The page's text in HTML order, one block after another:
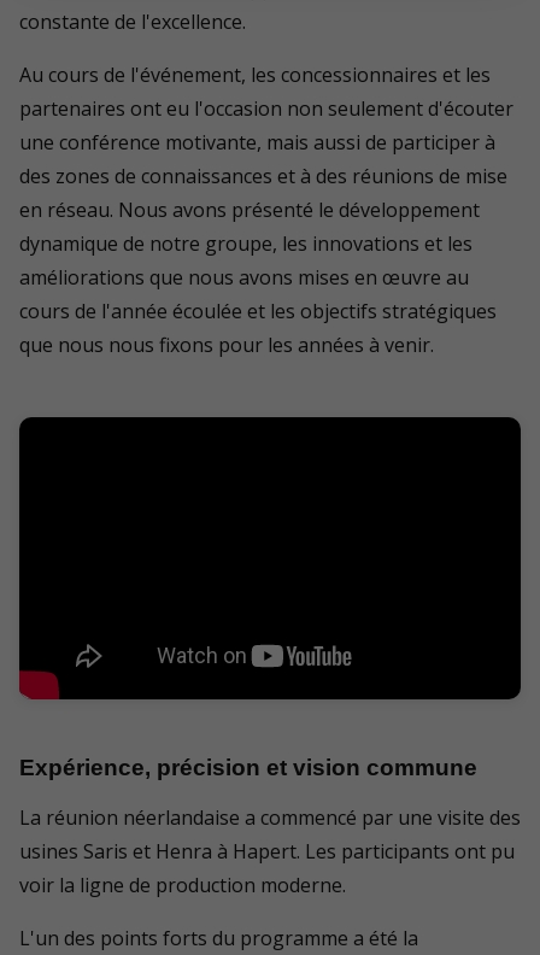
constante de l'excellence.
Au cours de l'événement, les concessionnaires et les
partenaires ont eu l'occasion non seulement d'écouter
une conférence motivante, mais aussi de participer à
des zones de connaissances et à des réunions de mise
en réseau. Nous avons présenté le développement
dynamique de notre groupe, les innovations et les
améliorations que nous avons mises en œuvre au
cours de l'année écoulée et les objectifs stratégiques
que nous nous fixons pour les années à venir.
Expérience, précision et vision commune
La réunion néerlandaise a commencé par une visite des
usines Saris et Henra à Hapert. Les participants ont pu
voir la ligne de production moderne.
L'un des points forts du programme a été la